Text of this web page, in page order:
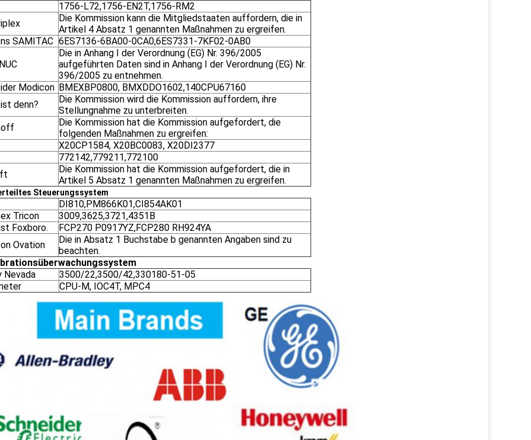
1756-L72,1756-EN2T,1756-RM2
Die Kommission kann die Mitgliedstaaten auffordern, die in
Artikel 4 Absatz 1 genannten Maßnahmen zu ergreifen.
SAMITAC 6ES7136-6BA00-0CA0,6ES7331-7KF02-0AB0
Die in Anhang I der Verordnung (EG) Nr. 396/2005
aufgeführten Daten sind in Anhang I der Verordnung (EG) Nr.
396/2005 zu entnehmen.
Modicon BMEXBP0800, BMXDDO1602,140CPU67160
denn?
Die Kommission wird die Kommission auffordern, ihre
Stellungnahme zu unterbreiten.
Die Kommission hat die Kommission aufgefordert, die
folgenden Maßnahmen zu ergreifen:
X20CP1584, X20BC0083, X20DI2377
772142,779211,772100
Die Kommission hat die Kommission aufgefordert, die in
Artikel 5 Absatz 1 genannten Maßnahmen zu ergreifen.
Steuerungssystem
DI810,PM866K01,CI854AK01
Tricon
3009,3625,3721,4351B
Foxboro.
FCP270 P0917YZ,FCP280 RH924YA
Ovation
Die in Absatz 1 Buchstabe b genannten Angaben sind zu
beachten.
Nevada
3500/22,3500/42,330180-51-05
CPU-M, IOC4T, MPC4